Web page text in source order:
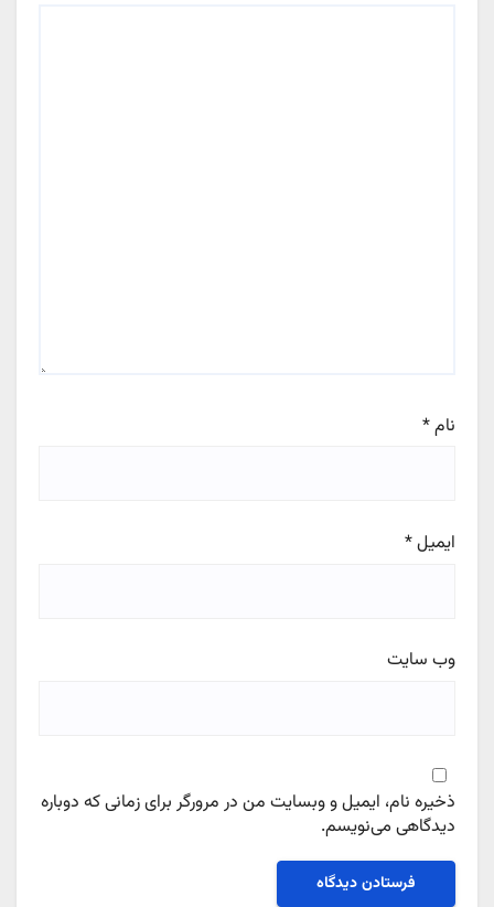
نام*
ایمیل*
وب‌ سایت
ذخیره نام، ایمیل و وبسایت من در مرورگر برای زمانی که دوباره
دیدگاهی می‌نویسم.